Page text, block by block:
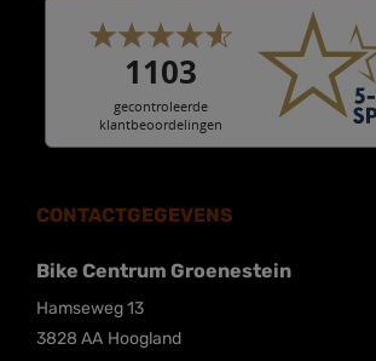
CONTACTGEGEVENS
Bike Centrum Groenestein
Hamseweg 13
3828 AA Hoogland